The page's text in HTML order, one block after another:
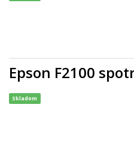
Epson F2100
Skladom